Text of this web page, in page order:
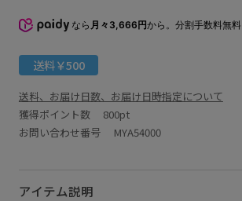
なら 月々3,666円から。分割手数料無料
送料￥500
送料、お届け日数、お届け日時指定について
獲得ポイント数 800pt
お問い合わせ番号 MYA54000
アイテム説明